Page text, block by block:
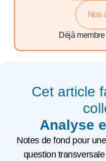
Nos
Déjà
Cet article
Analyse
Notes de fond pour
question